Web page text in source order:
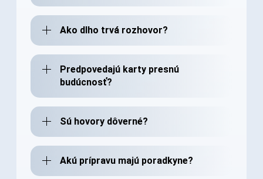
Ako dlho trvá rozhovor?
Predpovedajú karty presnú
budúcnosť?
Sú hovory dôverné?
Akú prípravu majú poradkyne?